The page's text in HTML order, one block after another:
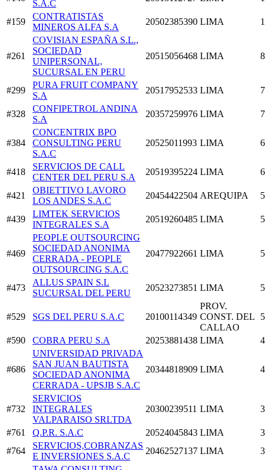
S.A.C
#159
CONTRATISTAS
MINEROS ALFA S.A
20502385390 LIMA
#261
COVISIAN ESPAÑA S.L.,
SOCIEDAD
UNIPERSONAL,
SUCURSAL EN PERU
20515056468 LIMA
#299
PURA FRUIT COMPANY
S.A
20517952533 LIMA
#328
CONFIPETROL ANDINA
S.A
20357259976 LIMA
#384
CONCENTRIX BPO
CONSULTING PERU
S.A.C
20525011993 LIMA
#418
SERVICIOS DE CALL
CENTER DEL PERU S.A
20519395224 LIMA
#421
OBIETTIVO LAVORO
LOS ANDES S.A.C
20454422504 AREQUIPA
#439
LIMTEK SERVICIOS
INTEGRALES S.A
20519260485 LIMA
#469
PEOPLE OUTSOURCING
SOCIEDAD ANONIMA
CERRADA - PEOPLE
OUTSOURCING S.A.C
20477922661 LIMA
#473
ALLUS SPAIN S.L
SUCURSAL DEL PERU
20523273851 LIMA
#529 SGS DEL PERU S.A.C 20100114349
PROV.
CONST. DEL
CALLAO
#590 COBRA PERU S.A 20253881438 LIMA
#686
UNIVERSIDAD PRIVADA
SAN JUAN BAUTISTA
SOCIEDAD ANONIMA
CERRADA - UPSJB S.A.C
20344818909 LIMA
#732
SERVICIOS
INTEGRALES
VALPARAISO SRLTDA
20300239511 LIMA
#761 Q.P.R. S.A.C 20524045843 LIMA
#764
SERVICIOS,COBRANZAS
E INVERSIONES S.A.C
20462527137 LIMA